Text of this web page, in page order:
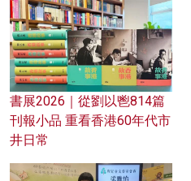
書展2026｜從劉以鬯814篇
刊報小品 重看香港60年代市
井日常